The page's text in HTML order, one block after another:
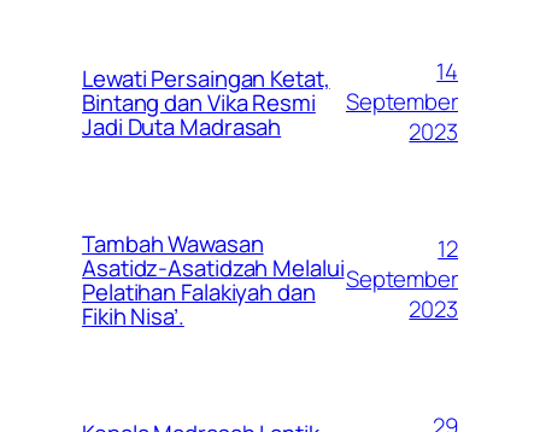
Lewati Persaingan Ketat,
Bintang dan Vika Resmi
Jadi Duta Madrasah
14
September
2023
Tambah Wawasan
Asatidz-Asatidzah Melalui
Pelatihan Falakiyah dan
Fikih Nisa’.
12
September
2023